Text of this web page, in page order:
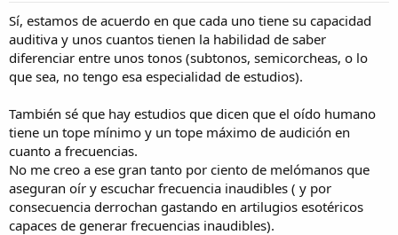
Sí, estamos de acuerdo en que cada uno tiene su capacidad
auditiva y unos cuantos tienen la habilidad de saber
diferenciar entre unos tonos (subtonos, semicorcheas, o lo
que sea, no tengo esa especialidad de estudios).
También sé que hay estudios que dicen que el oído humano
tiene un tope mínimo y un tope máximo de audición en
cuanto a frecuencias.
No me creo a ese gran tanto por ciento de melómanos que
aseguran oír y escuchar frecuencia inaudibles ( y por
consecuencia derrochan gastando en artilugios esotéricos
capaces de generar frecuencias inaudibles).